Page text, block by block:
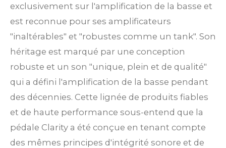
exclusivement sur l'amplification de la basse et
est reconnue pour ses amplificateurs
"inaltérables" et "robustes comme un tank". Son
héritage est marqué par une conception
robuste et un son "unique, plein et de qualité"
qui a défini l'amplification de la basse pendant
des décennies. Cette lignée de produits fiables
et de haute performance sous-entend que la
pédale Clarity a été conçue en tenant compte
des mêmes principes d'intégrité sonore et de